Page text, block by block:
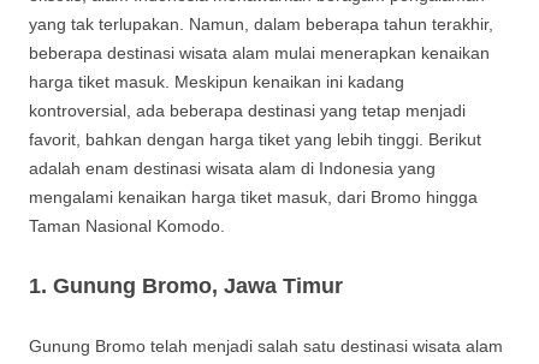
yang tak terlupakan. Namun, dalam beberapa tahun terakhir,
beberapa destinasi wisata alam mulai menerapkan kenaikan
harga tiket masuk. Meskipun kenaikan ini kadang
kontroversial, ada beberapa destinasi yang tetap menjadi
favorit, bahkan dengan harga tiket yang lebih tinggi. Berikut
adalah enam destinasi wisata alam di Indonesia yang
mengalami kenaikan harga tiket masuk, dari Bromo hingga
Taman Nasional Komodo.
1. Gunung Bromo, Jawa Timur
Gunung Bromo telah menjadi salah satu destinasi wisata alam